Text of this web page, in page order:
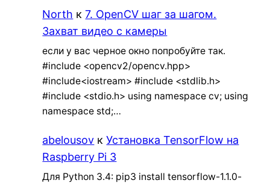
North к7. OpenCV шаг за шагом.
Захват видео с камеры
если у вас черное окно попробуйте так.
#include <opencv2/opencv.hpp>
#include<iostream> #include <stdlib.h>
#include <stdio.h> using namespace cv; using
namespace std;…
abelousov кУстановка TensorFlow на
Raspberry Pi 3
Для Python 3.4: pip3 install tensorflow-1.1.0-